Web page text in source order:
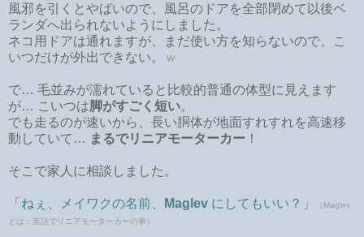
風邪を引くとやばいので、風呂のドアを全部閉めて以後ベ
ランダへ出られないようにしました。
ネコ用ドアは通れますが、まだ使い方を知らないので、こ
いつだけが外出できない。
ｗ
で… 毛並みが濡れていると比較的普通の体型に見えます
が… こいつは脚がすごく短い。
でも走るのが速いから、長い胴体が地面すれすれを高速移
動していて… まるでリニアモーターカー ！
そこで家人に相談しました。
「ねぇ、メイワクの名前、 Maglev にしてもいい？」
（Maglev
とは：英語でリニアモーターカーの事）